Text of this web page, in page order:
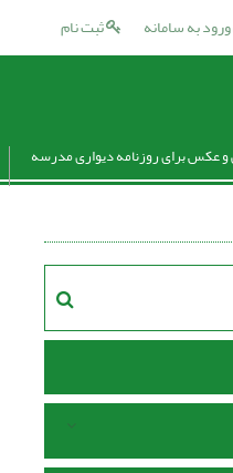
ثبت نام ورود به سامانه
و عکس برای روزنامه دیواری مدرسه